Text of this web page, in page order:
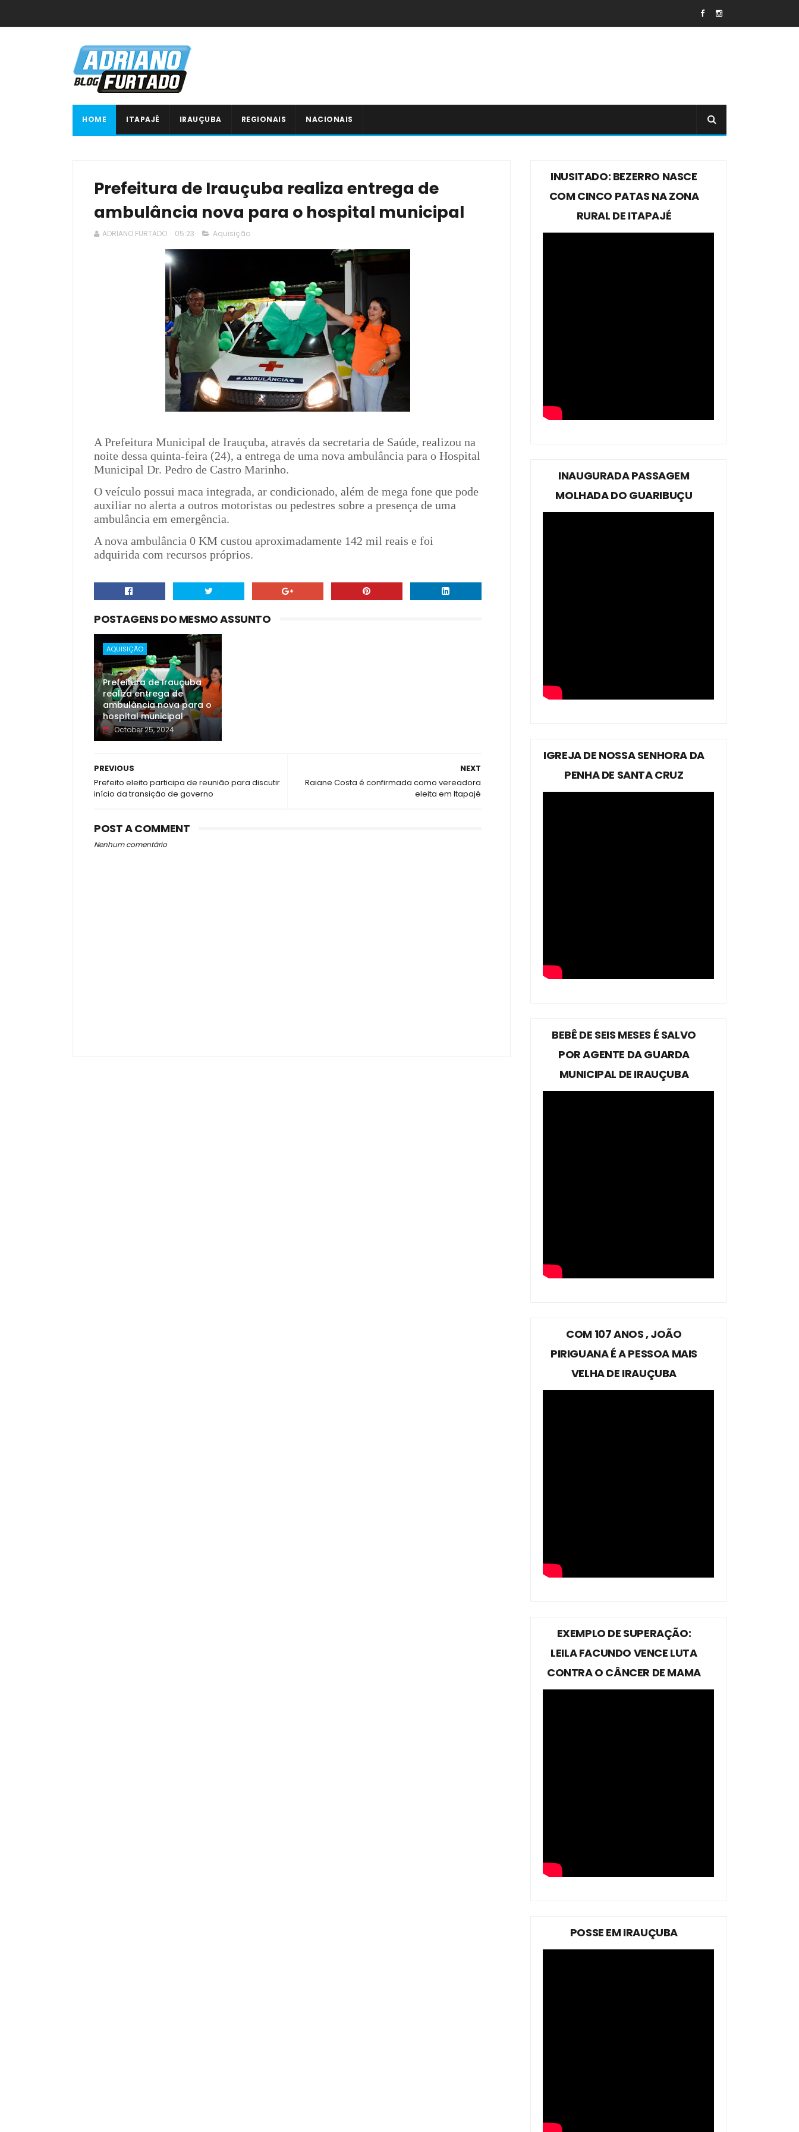
HOME ITAPAJÉ IRAUÇUBA REGIONAIS NACIONAIS
Prefeitura de Irauçuba realiza entrega de
ambulância nova para o hospital municipal
ADRIANO FURTADO 05:23 Aquisição
A Prefeitura Municipal de Irauçuba, através da secretaria de Saúde, realizou na
noite dessa quinta-feira (24), a entrega de uma nova ambulância para o Hospital
Municipal Dr. Pedro de Castro Marinho.
O veículo possui maca integrada, ar condicionado, além de mega fone que pode
auxiliar no alerta a outros motoristas ou pedestres sobre a presença de uma
ambulância em emergência.
A nova ambulância 0 KM custou aproximadamente 142 mil reais e foi
adquirida com recursos próprios.
POSTAGENS DO MESMO ASSUNTO
AQUISIÇÃO
Prefeitura de Irauçuba
realiza entrega de
ambulância nova para o
hospital municipal
October 25, 2024
NEXT
Raiane Costa é confirmada como vereadora
eleita em Itapajé
PREVIOUS
Prefeito eleito participa de reunião para discutir
início da transição de governo
POST A COMMENT
Nenhum comentário
INUSITADO: BEZERRO NASCE
COM CINCO PATAS NA ZONA
RURAL DE ITAPAJÉ
INAUGURADA PASSAGEM
MOLHADA DO GUARIBUÇU
IGREJA DE NOSSA SENHORA DA
PENHA DE SANTA CRUZ
BEBÊ DE SEIS MESES É SALVO
POR AGENTE DA GUARDA
MUNICIPAL DE IRAUÇUBA
COM 107 ANOS , JOÃO
PIRIGUANA É A PESSOA MAIS
VELHA DE IRAUÇUBA
EXEMPLO DE SUPERAÇÃO:
LEILA FACUNDO VENCE LUTA
CONTRA O CÂNCER DE MAMA
POSSE EM IRAUÇUBA